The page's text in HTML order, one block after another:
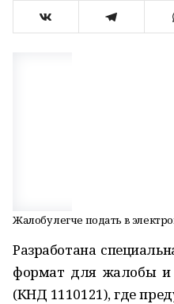
Жалобу легче подать в
Разработана
формат для жалобы и
(КНД 1110121), где